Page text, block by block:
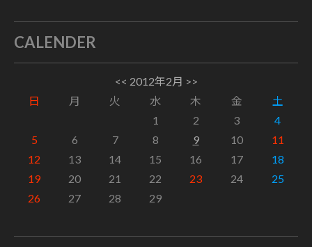
CALENDER
<< 2012年2月 >>
日
月 火 水 木 金
土
1
2 3
4
5
6 7 8 9 10
11
12
13 14 15 16 17
18
19
20 21 22 23 24
25
26
27 28 29